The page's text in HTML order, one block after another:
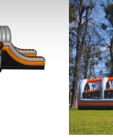
une
le plus
le
Les